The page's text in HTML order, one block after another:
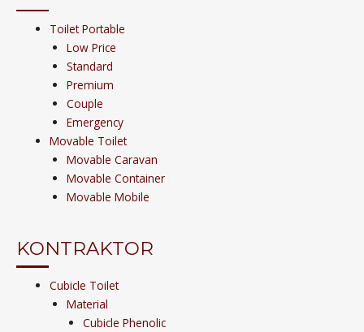
Toilet Portable
Low Price
Standard
Premium
Couple
Emergency
Movable Toilet
Movable Caravan
Movable Container
Movable Mobile
KONTRAKTOR
Cubicle Toilet
Material
Cubicle Phenolic